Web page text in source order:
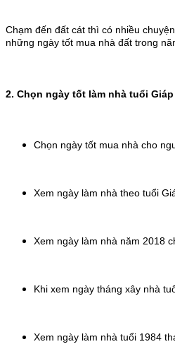
Chạm đến đất cát thì có nhiều
những ngày tốt mua nhà đất trong
2. Chọn ngày tốt làm nhà tuổi
Chọn ngày tốt mua nhà cho
Xem ngày làm nhà theo tuổi
Xem ngày làm nhà năm 2018
Khi xem ngày tháng xây nhà
Xem ngày làm nhà tuổi 1984